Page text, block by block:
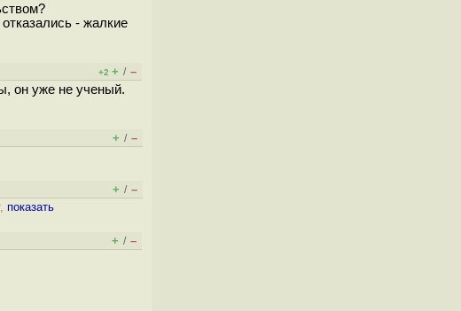
- жалкие
+2 + / –
он уже не ученый.
+ / –
+ / –
показать
+ / –